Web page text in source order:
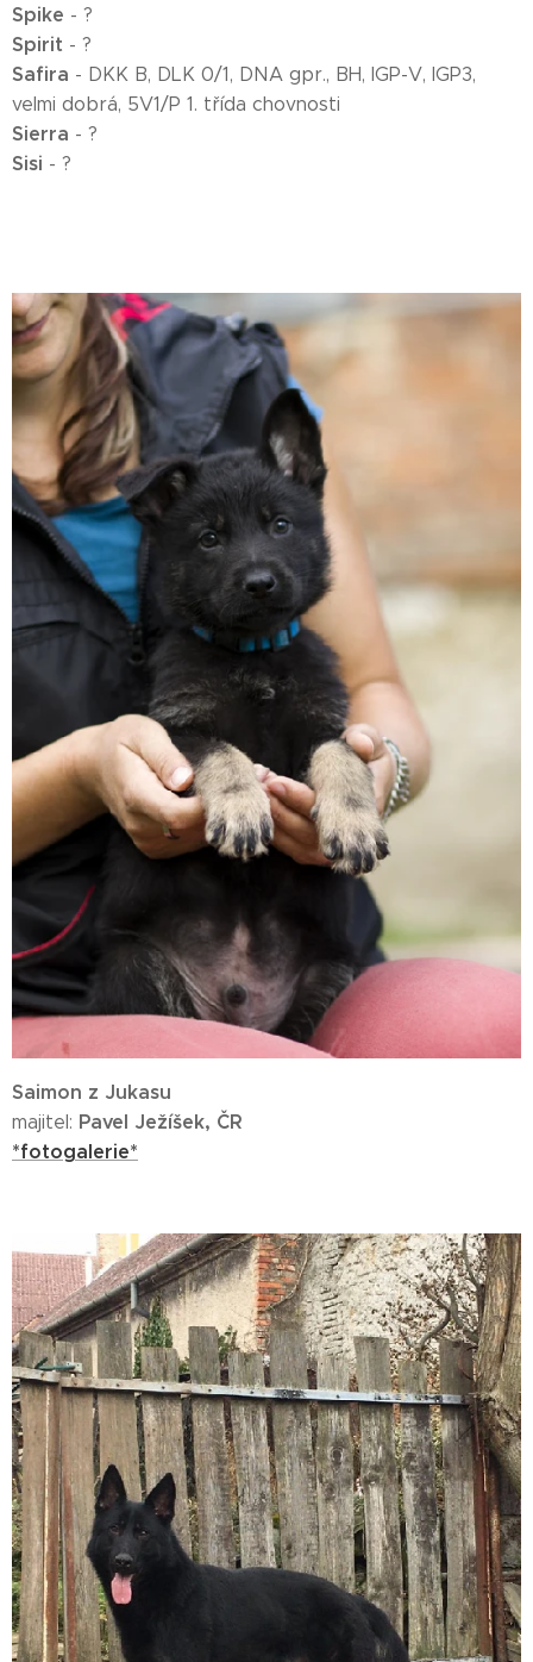
Spike - ?
Spirit - ?
Safira - DKK B, DLK 0/1, DNA gpr., BH, IGP-V, IGP3,
velmi dobrá, 5V1/P 1. třída chovnosti
Sierra - ?
Sisi - ?
Saimon z Jukasu
majitel: Pavel Ježíšek, ČR
*fotogalerie*